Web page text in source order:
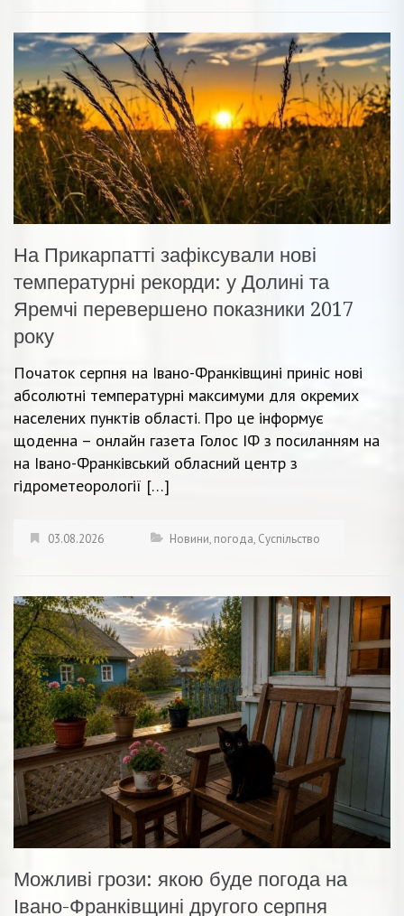
На Прикарпатті зафіксували нові
температурні рекорди: у Долині та
Яремчі перевершено показники 2017
року
Початок серпня на Івано-Франківщині приніс нові
абсолютні температурні максимуми для окремих
населених пунктів області. Про це інформує
щоденна – онлайн газета Голос ІФ з посиланням на
на Івано-Франківський обласний центр з
гідрометеорології […]
03.08.2026 Новини, погода, Суспільство
Можливі грози: якою буде погода на
Івано-Франківщині другого серпня